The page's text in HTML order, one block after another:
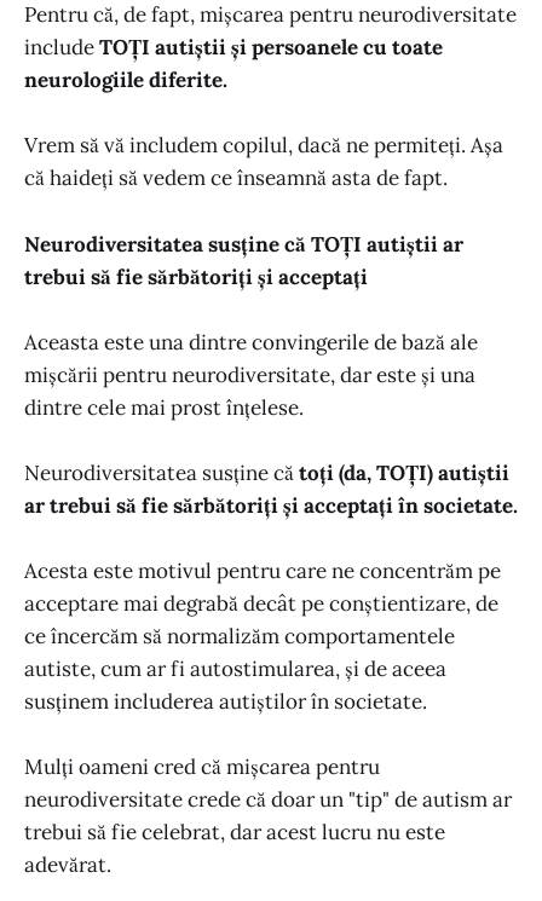
Pentru că, de fapt, mișcarea pentru neurodiversitate
includeTOȚI autiștii și persoanele cu toate
neurologiile diferite.
Vrem să vă includem copilul, dacă ne permiteți. Așa
că haideți să vedem ce înseamnă asta de fapt.
Neurodiversitatea susține că TOȚI autiștii ar
trebui să fie sărbătoriți și acceptați
Aceasta este una dintre convingerile de bază ale
mișcării pentru neurodiversitate, dar este și una
dintre cele mai prost înțelese.
Neurodiversitatea susține cătoți (da, TOȚI) autiștii
ar trebui să fie sărbătoriți și acceptați în societate.
Acesta este motivul pentru care ne concentrăm pe
acceptare mai degrabă decât pe conștientizare, de
ce încercăm să normalizăm comportamentele
autiste, cum ar fi autostimularea, și de aceea
susținem includerea autiștilor în societate.
Mulți oameni cred că mișcarea pentru
neurodiversitate crede că doar un "tip" de autism ar
trebui să fie celebrat, dar acest lucru nu este
adevărat.